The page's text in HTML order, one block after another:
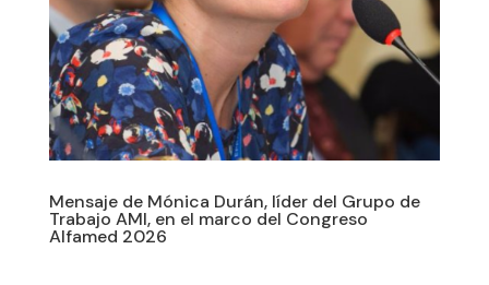
Mensaje de Mónica Durán, líder del Grupo de
Trabajo AMI, en el marco del Congreso
Alfamed 2026